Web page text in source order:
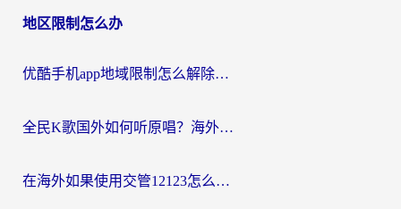
地区限制怎么办
优酷手机app地域限制怎么解除？海外党亲测有效的追剧方案
全民K歌国外如何听原唱？海外党亲测有效的回国加速器选择指南
在海外如果使用交管12123怎么处理？留学生亲测有效的回国加速方案